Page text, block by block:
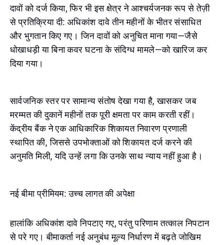
दावों को दर्ज किया, फिर भी इस क्षेत्र ने आश्चर्यजनक रूप से तेज़ी
से प्रतिक्रिया दी: अधिकांश दावे तीन महीनों के भीतर संसाधित
और भुगतान किए गए। जिन दावों को अनुचित माना गया—जैसे
धोखाधड़ी या बिना कवर घटना के संदिग्ध मामले—को खारिज कर
दिया गया।
सार्वजनिक स्तर पर सामान्य संतोष देखा गया है, खासकर जब
मरम्मत की दुकानें महीनों तक पूरी क्षमता पर काम करती रहीं।
केंद्रीय बैंक ने एक आधिकारिक शिकायत निवारण प्रणाली
स्थापित की, जिससे उपभोक्ताओं को शिकायत दर्ज करने की
अनुमति मिली, यदि उन्हें लगा कि उनके साथ न्याय नहीं हुआ है।
नई बीमा प्रीमियम: उच्च लागत की अपेक्षा
हालांकि अधिकांश दावे निपटाए गए, परंतु परिणाम तत्काल निपटान
से परे गए। बीमाकर्ता नई अनुबंध मूल्य निर्धारण में बढ़ते जोखिम